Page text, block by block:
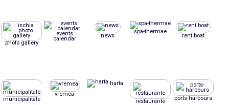
photo gallery
events
calendar news
spa-thermae
rent boat
municipalitate
vremea
harta
restaurante ports-harbours